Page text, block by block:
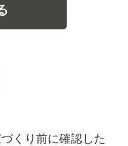
くり前に確認した